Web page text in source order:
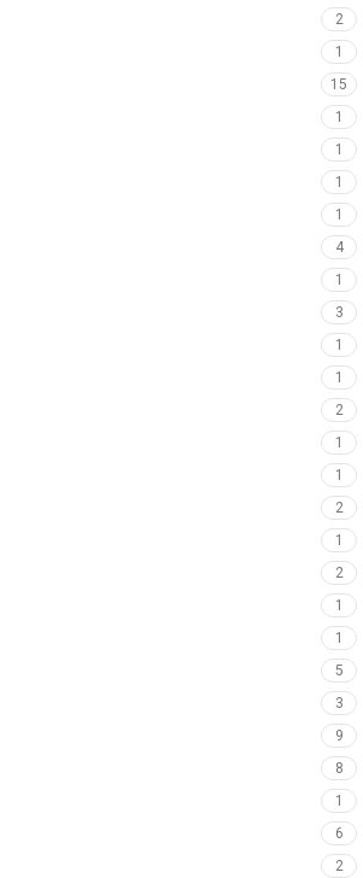
2
1
15
1
1
1
1
4
1
3
1
1
2
1
1
2
1
2
1
1
5
3
9
8
1
6
2